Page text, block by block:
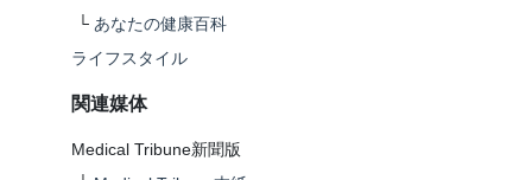
└ あなたの健康百科
ライフスタイル
関連媒体
Medical Tribune新聞版